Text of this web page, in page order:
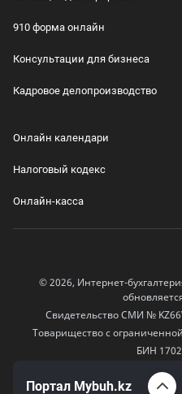
910 форма онлайн
Консультации для бизнеса
Кадровое делопроизводство
Онлайн календари
Налоговый кодекс
Онлайн-касса
© 2026, Интернет-
Свидетельство СМИ №
Товарищество с
БИН
050000, Казахстан, город
Портал Mybuh.kz